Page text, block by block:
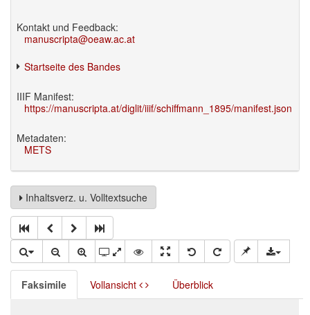
Kontakt und Feedback:
manuscripta@oeaw.ac.at
Startseite des Bandes
IIIF Manifest:
https://manuscripta.at/diglit/iiif/schiffmann_1895/manifest.json
Metadaten:
METS
Inhaltsverz. u. Volltextsuche
Faksimile Vollansicht Überblick